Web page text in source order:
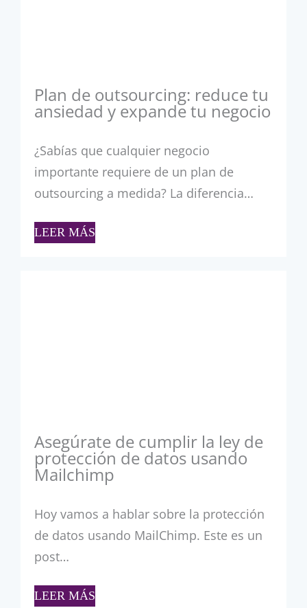
Plan de outsourcing: reduce tu
ansiedad y expande tu negocio
¿Sabías que cualquier negocio
importante requiere de un plan de
outsourcing a medida? La diferencia…
LEER MÁS
Asegúrate de cumplir la ley de
protección de datos usando
Mailchimp
Hoy vamos a hablar sobre la protección
de datos usando MailChimp. Este es un
post…
LEER MÁS